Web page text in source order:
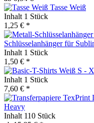
Tasse Weiß
Inhalt 1 Stück
1,25 € *
Schlüsselanhänger für
Inhalt 1 Stück
1,50 € *
Inhalt 1 Stück
7,60 € *
Heavy
Inhalt 110 Stück